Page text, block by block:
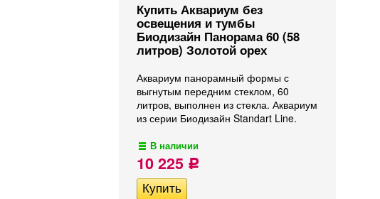
Купить Аквариум без
освещения и тумбы
Биодизайн Панорама 60 (58
литров) Золотой орех
Аквариум панорамный формы с
выгнутым передним стеклом, 60
литров, выполнен из стекла. Аквариум
из серии Биодизайн Standart Line.
В наличии
10 225 Р